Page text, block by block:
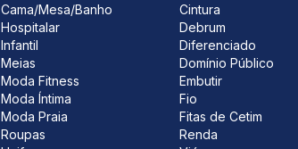
Cama/Mesa/Banho
Hospitalar
Infantil
Meias
Moda Fitness
Moda Íntima
Moda Praia
Roupas
Cintura
Debrum
Diferenciado
Domínio Público
Embutir
Fio
Fitas de Cetim
Renda